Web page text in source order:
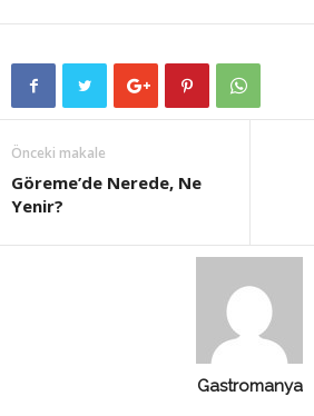
Önceki makale
Göreme’de Nerede, Ne
Yenir?
Gastromanya